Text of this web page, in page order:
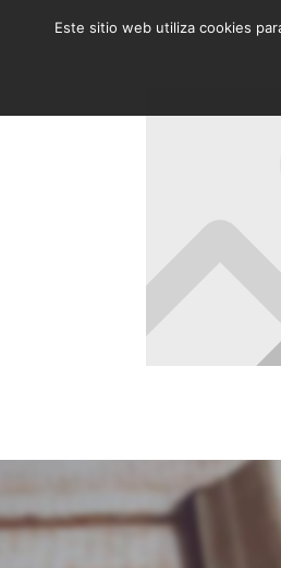
Este sitio web utiliza cookies